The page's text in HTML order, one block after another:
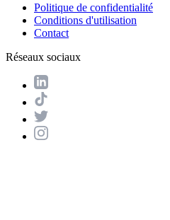
Politique de confidentialité
Conditions d'utilisation
Contact
Réseaux sociaux